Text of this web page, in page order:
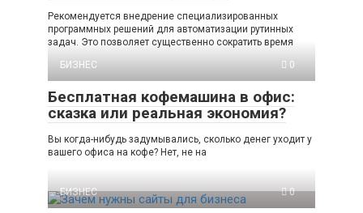
Рекомендуется внедрение специализированных
программных решений для автоматизации рутинных
задач. Это позволяет существенно сократить время
БИЗНЕС
0
Бесплатная кофемашина в офис:
сказка или реальная экономия?
Вы когда-нибудь задумывались, сколько денег уходит у
вашего офиса на кофе? Нет, не на
БИЗНЕС 0